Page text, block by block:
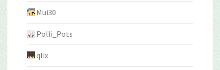
Mui30
Polli_Pots
qlix